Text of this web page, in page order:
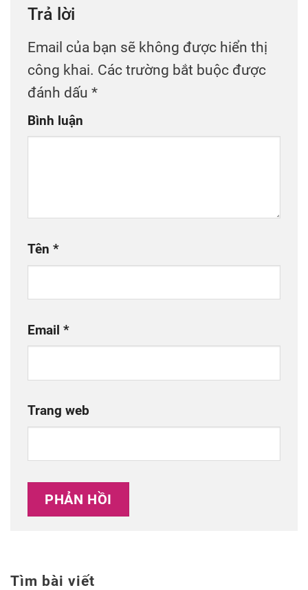
Trả lời
Email của bạn sẽ không được hiển thị
công khai. Các trường bắt buộc được
đánh dấu *
Bình luận
Tên *
Email *
Trang web
Tìm bài viết